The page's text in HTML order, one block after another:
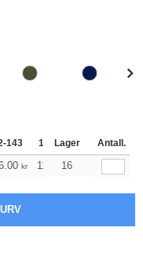
143 144-287 288 +
Lager Antall.
kr 116.29 kr
16